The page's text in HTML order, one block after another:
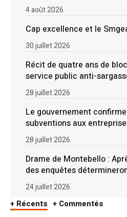
4 août 2026
Cap excellence et le
30 juillet 2026
Récit de quatre ans de
service public anti-
28 juillet 2026
Le gouvernement
subventions aux
28 juillet 2026
Drame de Montebello :
des enquêtes
24 juillet 2026
+ Récents + Commentés